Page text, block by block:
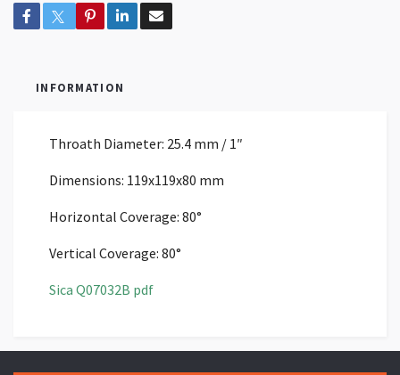
INFORMATION
Throath Diameter: 25.4 mm / 1″
Dimensions: 119x119x80 mm
Horizontal Coverage: 80°
Vertical Coverage: 80°
Sica Q07032B pdf